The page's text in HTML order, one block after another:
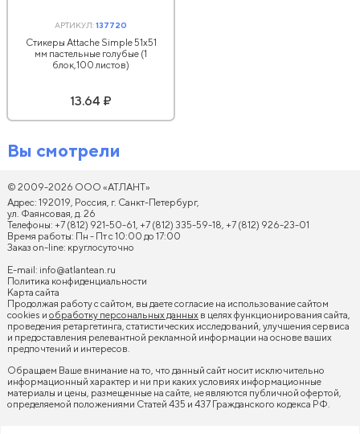
АРТИКУЛ:137720
Стикеры Attache Simple 51х51
мм пастельные голубые (1
блок,100 листов)
13.64 ₽
Вы смотрели
© 2009-2026 ООО «АТЛАНТ»
Адрес: 192019, Россия, г. Санкт-Петербург,
ул. Фаянсовая, д. 26
Телефоны: +7 (812) 921-50-61, +7 (812) 335-59-18, +7 (812) 926-23-01
Время работы: Пн - Пт с 10:00 до 17:00
Заказ on-line: круглосуточно
E-mail: info@atlantean.ru
Политика конфиденциальности
Карта сайта
Продолжая работу с сайтом, вы даете согласие на использование сайтом
cookies и обработку персональных данных в целях функционирования сайта,
проведения ретаргетинга, статистических исследований, улучшения сервиса
и предоставления релевантной рекламной информации на основе ваших
предпочтений и интересов.
Обращаем Ваше внимание на то, что данный сайт носит исключительно
информационный характер и ни при каких условиях информационные
материалы и цены, размещенные на сайте, не являются публичной офертой,
определяемой положениями Статей 435 и 437 Гражданского кодекса РФ.